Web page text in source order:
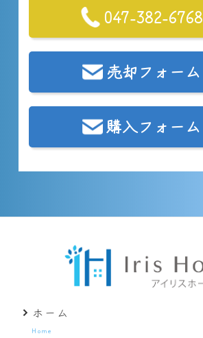
047-382-6768
売却フォーム
購入フォーム
ホーム
Home